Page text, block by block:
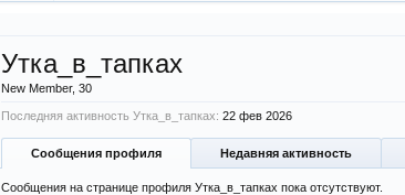
Утка_в_тапках
New Member, 30
Последняя активность Утка_в_тапках: 22 фев 2026
Сообщения профиля Недавняя активность
Сообщения на странице профиля Утка_в_тапках пока отсутствуют.